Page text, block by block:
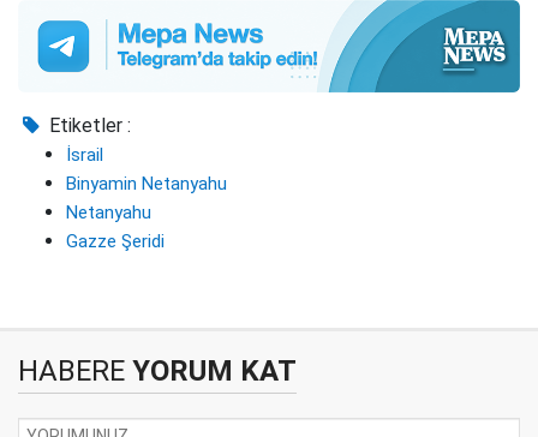
Etiketler :
İsrail
Binyamin Netanyahu
Netanyahu
Gazze Şeridi
HABERE YORUM KAT